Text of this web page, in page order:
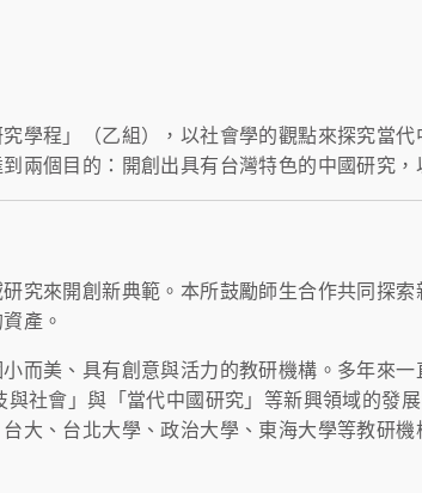
學程」（乙組），以社會學的觀點來探究當
兩個目的：開創出具有台灣特色的中國研究，
究來開創新典範。本所鼓勵師生合作共同探
產。
而美、具有創意與活力的教研機構。多年來
與社會」與「當代中國研究」等新興領域的發
大、台北大學、政治大學、東海大學等教研